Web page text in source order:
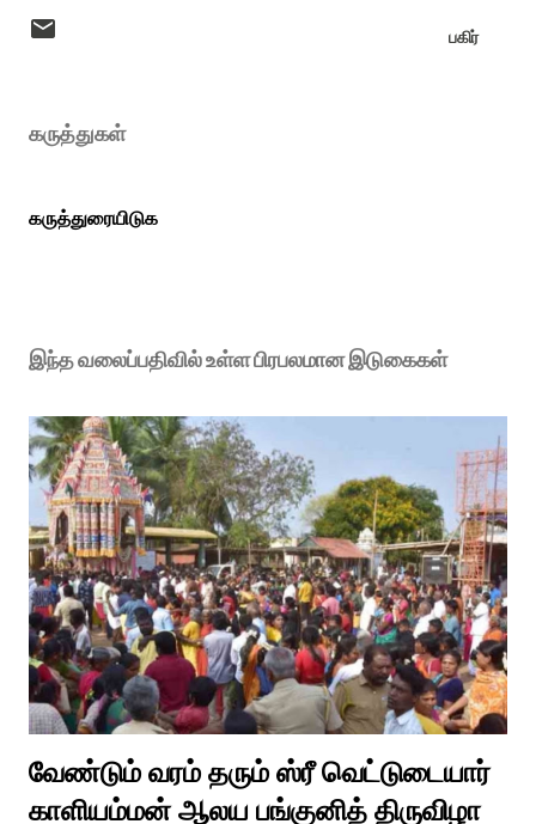
பகிர்
கருத்துகள்
கருத்துரையிடுக
இந்த வலைப்பதிவில் உள்ள பிரபலமான இடுகைகள்
வேண்டும் வரம் தரும் ஸ்ரீ வெட்டுடையார்
காளியம்மன் ஆலய பங்குனித் திருவிழா